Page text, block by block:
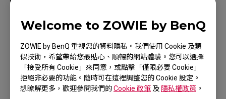
Welcome to ZOWIE by BenQ
ZOWIE by BenQ 重視您的資料隱私。我們使用 Cookie 及類
似技術，希望帶給您最貼心、順暢的網站體驗。您可以選擇
「接受所有 Cookie」來同意，或點擊「僅限必要 Cookie」
拒絕非必要的功能。隨時可在這裡調整您的 Cookie 設定。
想瞭解更多，歡迎參閱我們的Cookie 政策 及 隱私權政策 。
Not Sure?
版本
B B V2